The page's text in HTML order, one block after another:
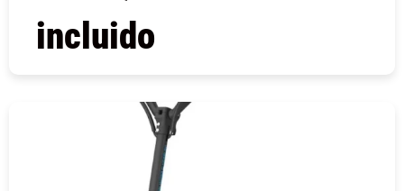
incluido